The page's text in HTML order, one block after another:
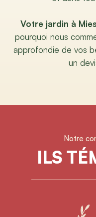
Votre jardin à
pourquoi nous
approfondie de vos
un
Notre
ILS